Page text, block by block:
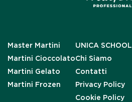
Master Martini
Martini Cioccolato
Martini Gelato
Martini Frozen
UNICA SCHOOL
Chi Siamo
Contatti
Privacy Policy
Cookie Policy